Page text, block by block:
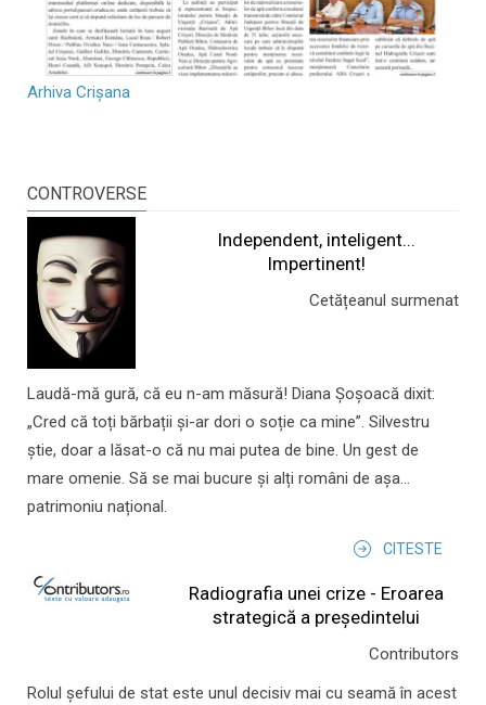
Arhiva Crișana
CONTROVERSE
Independent, inteligent...
Impertinent!
Cetățeanul surmenat
Laudă-mă gură, că eu n-am măsură! Diana Șoșoacă dixit:
„Cred că toți bărbații și-ar dori o soție ca mine”. Silvestru
știe, doar a lăsat-o că nu mai putea de bine. Un gest de
mare omenie. Să se mai bucure și alți români de așa...
patrimoniu național.
CITESTE
Radiografia unei crize - Eroarea
strategică a președintelui
Contributors
Rolul şefului de stat este unul decisiv mai cu seamă în acest